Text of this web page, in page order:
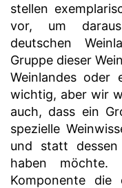
stellen
vor, um
deutschen
Gruppe dieser
Weinlandes oder
wichtig, aber wir
auch, dass ein
spezielle
und statt
haben möchte.
Komponente die